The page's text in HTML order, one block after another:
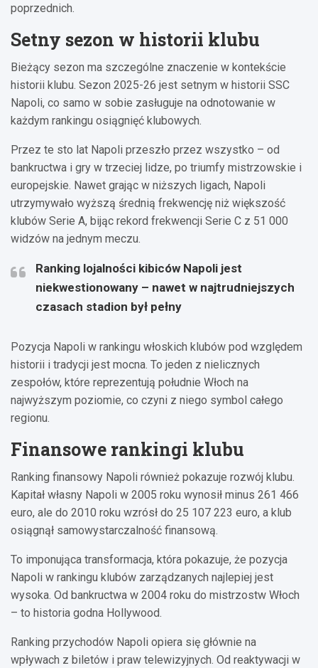
poprzednich.
Setny sezon w historii klubu
Bieżący sezon ma szczególne znaczenie w kontekście
historii klubu. Sezon 2025-26 jest setnym w historii SSC
Napoli, co samo w sobie zasługuje na odnotowanie w
każdym rankingu osiągnięć klubowych.
Przez te sto lat Napoli przeszło przez wszystko – od
bankructwa i gry w trzeciej lidze, po triumfy mistrzowskie i
europejskie. Nawet grając w niższych ligach, Napoli
utrzymywało wyższą średnią frekwencję niż większość
klubów Serie A, bijąc rekord frekwencji Serie C z 51 000
widzów na jednym meczu.
Ranking lojalności kibiców Napoli jest
niekwestionowany – nawet w najtrudniejszych
czasach stadion był pełny
Pozycja Napoli w rankingu włoskich klubów pod względem
historii i tradycji jest mocna. To jeden z nielicznych
zespołów, które reprezentują południe Włoch na
najwyższym poziomie, co czyni z niego symbol całego
regionu.
Finansowe rankingi klubu
Ranking finansowy Napoli również pokazuje rozwój klubu.
Kapitał własny Napoli w 2005 roku wynosił minus 261 466
euro, ale do 2010 roku wzrósł do 25 107 223 euro, a klub
osiągnął samowystarczalność finansową.
To imponująca transformacja, która pokazuje, że pozycja
Napoli w rankingu klubów zarządzanych najlepiej jest
wysoka. Od bankructwa w 2004 roku do mistrzostw Włoch
– to historia godna Hollywood.
Ranking przychodów Napoli opiera się głównie na
wpływach z biletów i praw telewizyjnych. Od reaktywacji w